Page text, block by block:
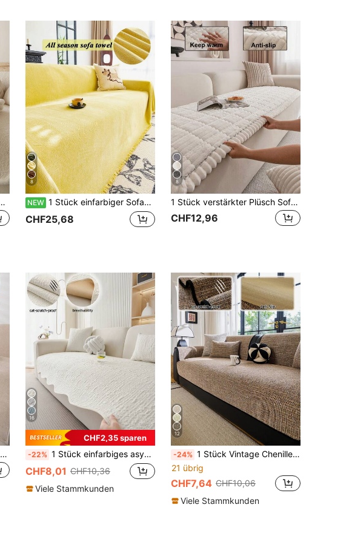
langanhaltend, geeignet für Wohnzimmer, Schlafzimmer, Outdoor, passend für 1/2/3/4-Sitzer Sofa
8
NEW 1 Stück einfarbiger Sofabezug, Sofa-Überwurfdecke, Chenille-Sofaschutz, geeignet für alle Jahreszeiten, geeignet für Schlafzimmer und Wohnzimmer, Heimdekoration
CHF25,68
8
1 Stück verstärkter Plüsch Sofabezug, Jacquard-Steppverarbeitung, warm & weich, tierfreundlich, schmutz- und kratzfest, geeignet für alle Jahreszeiten, passend für 1/2/3/4-Sitzer Sofa
CHF12,96
1 Stück modische vielseitige Sofakissenbezug, luxuriöses minimalistisches Design, geeignet für alle Jahreszeiten, rutschfest, staubdicht, kratzfest, schützt das Sofa, Dekoration für Wohnzimmer, Schlafzimmer, Büro, Club, Party, passend für 1-4 Sitzer Sofa, L-förmiges Sofa
16
CHF2,35 sparen
-22% 1 Stück einfarbiges asymmetrisches Sofakissen mit Eisseiden-Textur, moderner minimalistischer Sofabezug, atmungsaktiver Sofabezug, Sommerstil, pillingfrei, knitterfrei, rutschfest, staubdicht, schützt das Sofa, maschinenwaschbar, formstabil, farbecht, langanhaltend, kratzfest, Sofarenovierung, Sofadekoration, verbessert die Atmosphäre, Boho, 1-4 Sitzer, L-förmiges Sofa, Sofabezug, Couchbezug
CHF8,01 CHF10,36
Viele Stammkunden
12
-24% 1 Stück Vintage Chenille gewebter Sofakissenbezug, französischer Luxusstil, einfarbiger strukturierter Sofabezug, rutschfest, staubdicht, kratzfest, verschleißfest, maschinenwaschbar, rutschfest, Ganzjahres-Sofasitzbezug, fleckenresistent, Sofarenovierung, Sofadekoration, Atmosphäre verbessern, vollständiger Schutz für Sofa, geeignet für Arbeitszimmer, Schlafzimmer, Wohnzimmer, Außenbereich 1-4 Personen gerades/L-förmiges Sofa
21 übrig
CHF7,64 CHF10,06
Viele Stammkunden